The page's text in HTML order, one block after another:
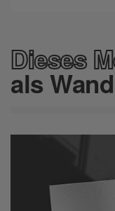
Dieses
als